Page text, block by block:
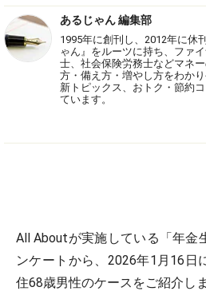
あるじゃん 編集部
1995年に創刊し、2012年に休
ゃん』をルーツに持ち、ファ
士、社会保険労務士などマネ
方・備え方・増やし方をわか
新トピックス、おトク・節約
ています。
All Aboutが実施している「年金
ンケートから、2026年1月16日
住68歳男性のケースをご紹介しま